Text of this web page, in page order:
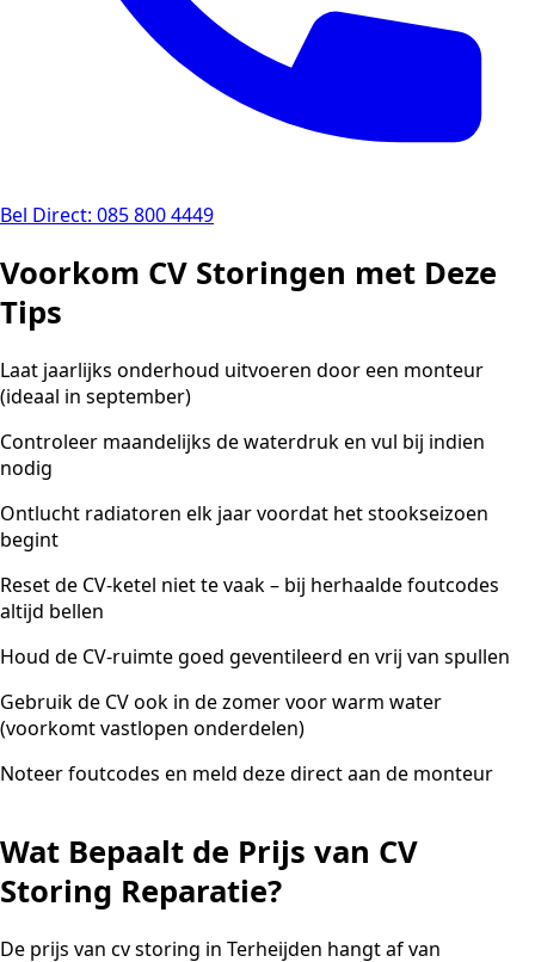
Bel Direct: 085 800 4449
Voorkom CV Storingen met Deze
Tips
Laat jaarlijks onderhoud uitvoeren door een monteur
(ideaal in september)
Controleer maandelijks de waterdruk en vul bij indien
nodig
Ontlucht radiatoren elk jaar voordat het stookseizoen
begint
Reset de CV-ketel niet te vaak – bij herhaalde foutcodes
altijd bellen
Houd de CV-ruimte goed geventileerd en vrij van spullen
Gebruik de CV ook in de zomer voor warm water
(voorkomt vastlopen onderdelen)
Noteer foutcodes en meld deze direct aan de monteur
Wat Bepaalt de Prijs van CV
Storing Reparatie?
De prijs van cv storing in Terheijden hangt af van